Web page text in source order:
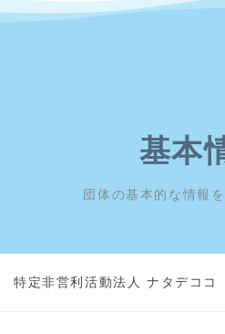
基本
団体の基本的な情報
特定非営利活動法人 ナタデココ